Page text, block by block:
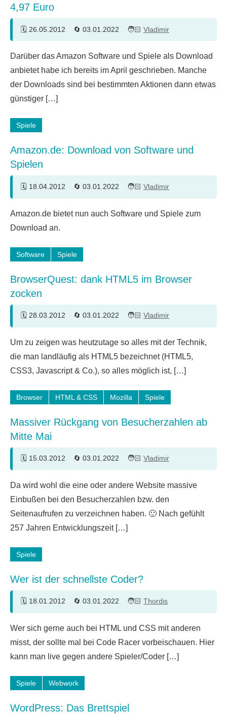
4,97 Euro
26.05.2012 03.01.2022 Vladimir
Kommentar
Darüber das Amazon Software und Spiele als Download
anbietet habe ich bereits im April geschrieben. Manche
der Downloads sind bei bestimmten Aktionen dann etwas
günstiger […]
Spiele
Amazon.de: Download von Software und
Spielen
18.04.2012 03.01.2022 Vladimir
Kommentare
Amazon.de bietet nun auch Software und Spiele zum
Download an.
Software Spiele
BrowserQuest: dank HTML5 im Browser
zocken
28.03.2012 03.01.2022 Vladimir
Kommentar
Um zu zeigen was heutzutage so alles mit der Technik,
die man landläufig als HTML5 bezeichnet (HTML5,
CSS3, Javascript & Co.), so alles möglich ist, […]
Browser HTML & CSS Mozilla Spiele
Massiver Rückgang von Besucherzahlen ab
Mitte Mai
15.03.2012 03.01.2022 Vladimir
Kommentare
Da wird wohl die eine oder andere Website massive
Einbußen bei den Besucherzahlen bzw. den
Seitenaufrufen zu verzeichnen haben. 🙂 Nach gefühlt
257 Jahren Entwicklungszeit […]
Spiele
Wer ist der schnellste Coder?
18.01.2012 03.01.2022 Thordis
Kommentare
Wer sich gerne auch bei HTML und CSS mit anderen
misst, der sollte mal bei Code Racer vorbeischauen. Hier
kann man live gegen andere Spieler/Coder […]
Spiele Webwork
WordPress: Das Brettspiel